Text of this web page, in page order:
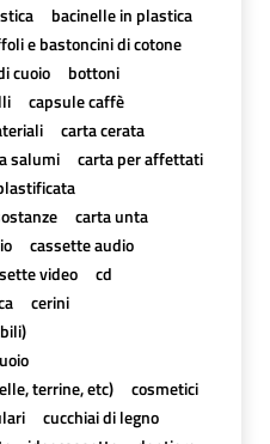
bacinelle in plastica
e bastoncini di cotone
cuoio
bottoni
capsule caffè
carta cerata
salumi
carta per affettati
carta unta
cassette audio
video
cd
cerini
terrine, etc)
cosmetici
cucchiai di legno